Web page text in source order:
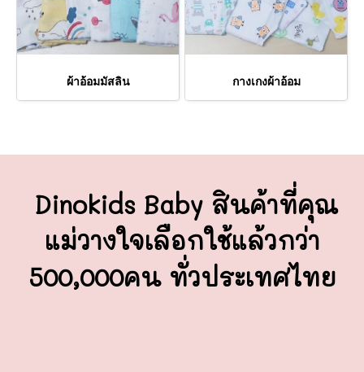
ผ้าอ้อมมัสลิน กางเกงผ้าอ้อม
Dinokids Baby สินค้าที่คุณ
แม่วางใจเลือกใช้แล้วกว่า
500,000คน ทั่วประเทศไทย